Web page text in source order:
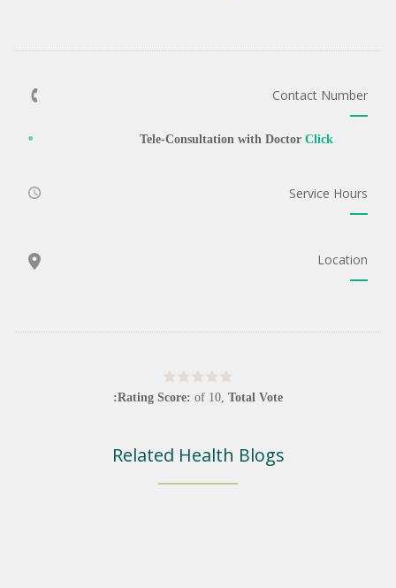
Contact Number
Tele-Consultation with Doctor Click
Service Hours
Location
Rating Score: of 10, Total Vote:
Related Health Blogs